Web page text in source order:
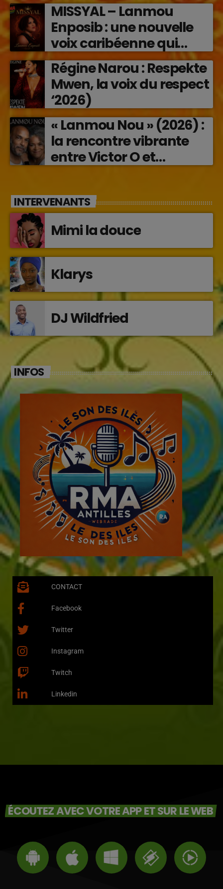
MISSYAL – Lanmou
Enposib : une nouvelle
voix caribéenne qui
transforme les émotions
en musique (2026)
Régine Narou : Respekte
Mwen, la voix du respect
‘2026)
« Lanmou Nou » (2026) :
la rencontre vibrante
entre Victor O et
INTERVENANTS
Mimi la douce
Klarys
DJ Wildfried
INFOS
CONTACT
Facebook
Twitter
Instagram
Twitch
Linkedin
ÉCOUTEZ AVEC VOTRE APP ET SUR LE WEB